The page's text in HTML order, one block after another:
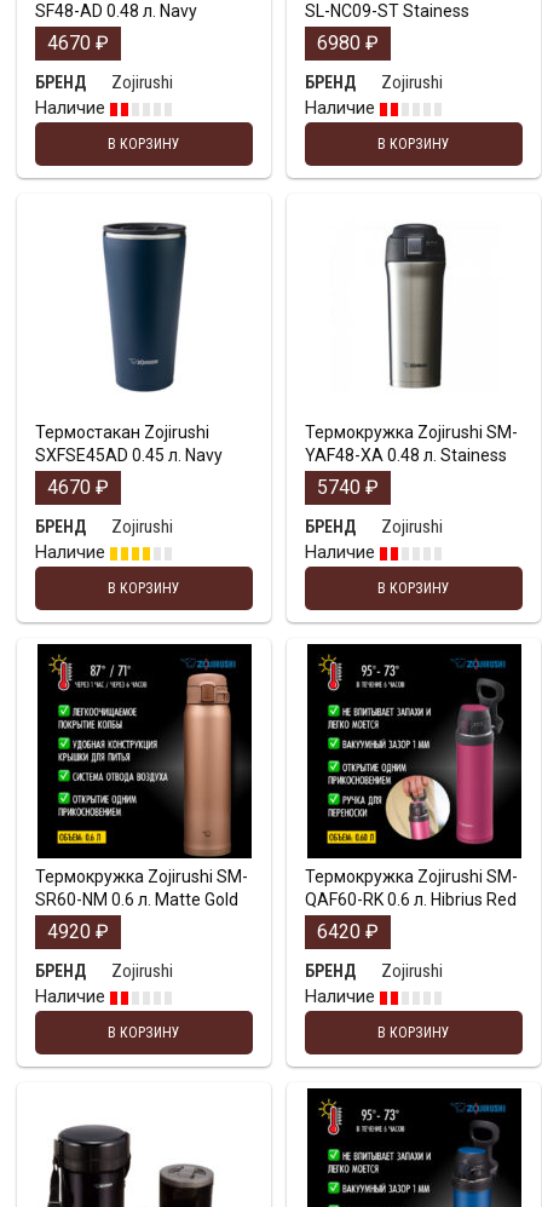
SF48-AD 0.48 л. Navy
4670 ₽
БРЕНД
Zojirushi
Наличие
В КОРЗИНУ
SL-NC09-ST Stainess
6980 ₽
БРЕНД
Zojirushi
Наличие
В КОРЗИНУ
Термостакан Zojirushi
SXFSE45AD 0.45 л. Navy
4670 ₽
БРЕНД
Zojirushi
Наличие
В КОРЗИНУ
Термокружка Zojirushi SM-
YAF48-XA 0.48 л. Stainess
5740 ₽
БРЕНД
Zojirushi
Наличие
В КОРЗИНУ
Термокружка Zojirushi SM-
SR60-NM 0.6 л. Matte Gold
4920 ₽
БРЕНД
Zojirushi
Наличие
В КОРЗИНУ
Термокружка Zojirushi SM-
QAF60-RK 0.6 л. Hibrius Red
6420 ₽
БРЕНД
Zojirushi
Наличие
В КОРЗИНУ